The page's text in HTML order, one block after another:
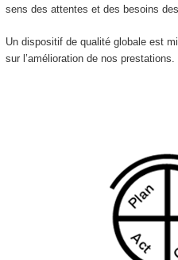
sens des attentes et des besoins
Un dispositif de qualité globale est
sur l’amélioration de nos prestations.